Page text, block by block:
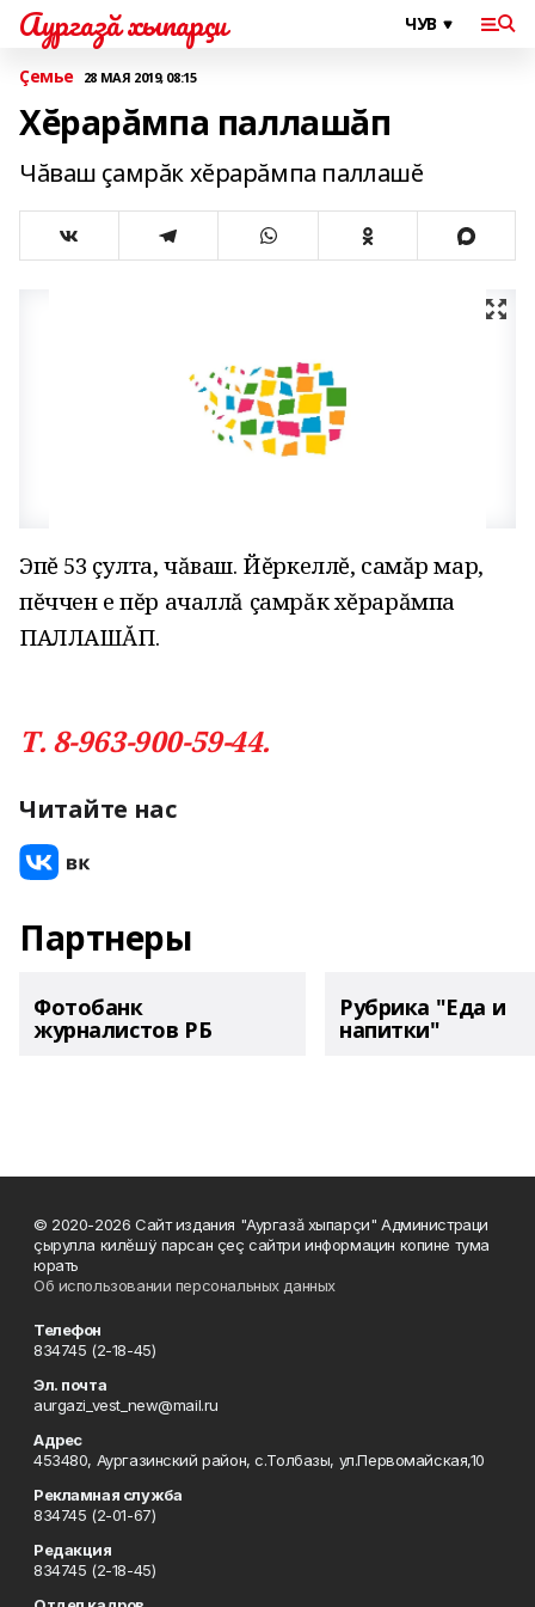
Аургазă хыпарçи
Çемье 28 МАЯ 2019, 08:15
Хĕрарăмпа паллашăп
Чăваш çамрăк хĕрарăмпа паллашĕ
Эпĕ 53 çулта, чăваш. Йĕркеллĕ, самăр мар,
пĕччен е пĕр ачаллă çамрăк хĕрарăмпа
ПАЛЛАШĂП.
Т. 8-963-900-59-44.
Читайте нас
Партнеры
Фотобанк
журналистов РБ
Рубрика "Еда и
напитки"
© 2020-2026 Сайт издания "Аургазă хыпарçи" Администраци
çырулла килĕшÿ парсан çеç сайтри информацин копине тума
юрать
Об использовании персональных данных
Телефон
834745 (2-18-45)
Эл. почта
aurgazi_vest_new@mail.ru
Адрес
453480, Аургазинский район, с.Толбазы, ул.Первомайская,10
Рекламная служба
834745 (2-01-67)
Редакция
834745 (2-18-45)